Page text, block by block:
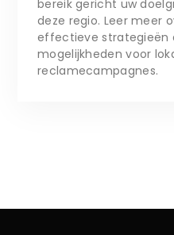
bereik gericht uw
deze regio. Leer meer
effectieve strategieën
mogelijkheden voor
reclamecampagnes.